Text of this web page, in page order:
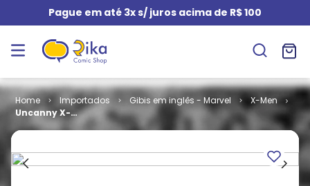
Pague em até 3x s/ juros acima de R$ 100
Importados Gibis em inglês - Marvel
X-Men
Uncanny X-
Men - Volume